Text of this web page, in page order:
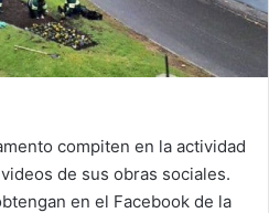
compiten en la actividad
de sus obras sociales.
en el Facebook de la